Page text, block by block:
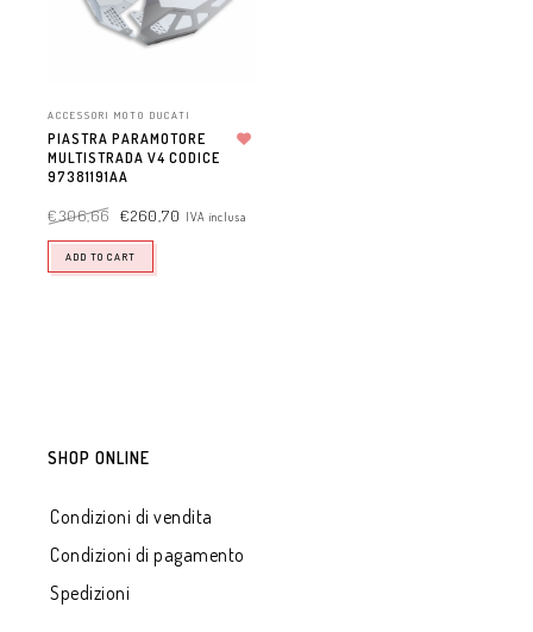
ACCESSORI MOTO DUCATI
PIASTRA PARAMOTORE
MULTISTRADA V4 CODICE
97381191AA
€306,66 €260,70 IVA inclusa
ADD TO CART
SHOP ONLINE
Condizioni di vendita
Condizioni di pagamento
Spedizioni